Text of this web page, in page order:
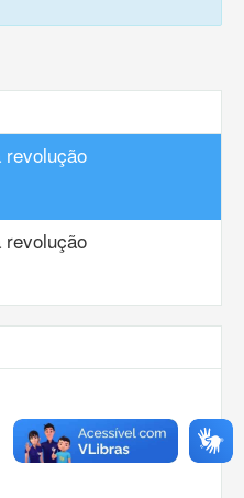
revolução
revolução